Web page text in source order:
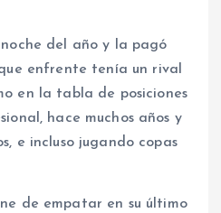
del año y la pagó
enfrente tenía un rival
en la tabla de posiciones
hace muchos años y
e incluso jugando copas
de empatar en su último